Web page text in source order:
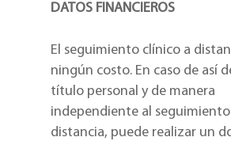
DATOS FINANCIEROS
El seguimiento clínico a
ningún costo. En caso de así
título personal y de manera
independiente al
distancia, puede realizar un